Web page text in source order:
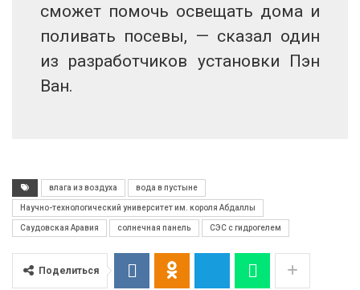
сможет помочь освещать дома и
поливать посевы, — сказал один
из разработчиков установки Пэн
Ван.
влага из воздуха вода в пустыне
Научно-технологический университет им. короля Абдаллы
Саудовская Аравия солнечная панель СЭС с гидрогелем
Поделиться